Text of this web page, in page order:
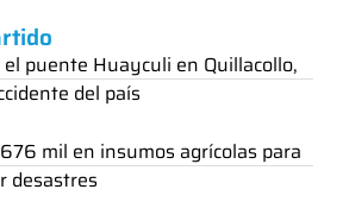
el puente Huayculi en Quillacollo,
del país
mil en insumos agrícolas para
desastres